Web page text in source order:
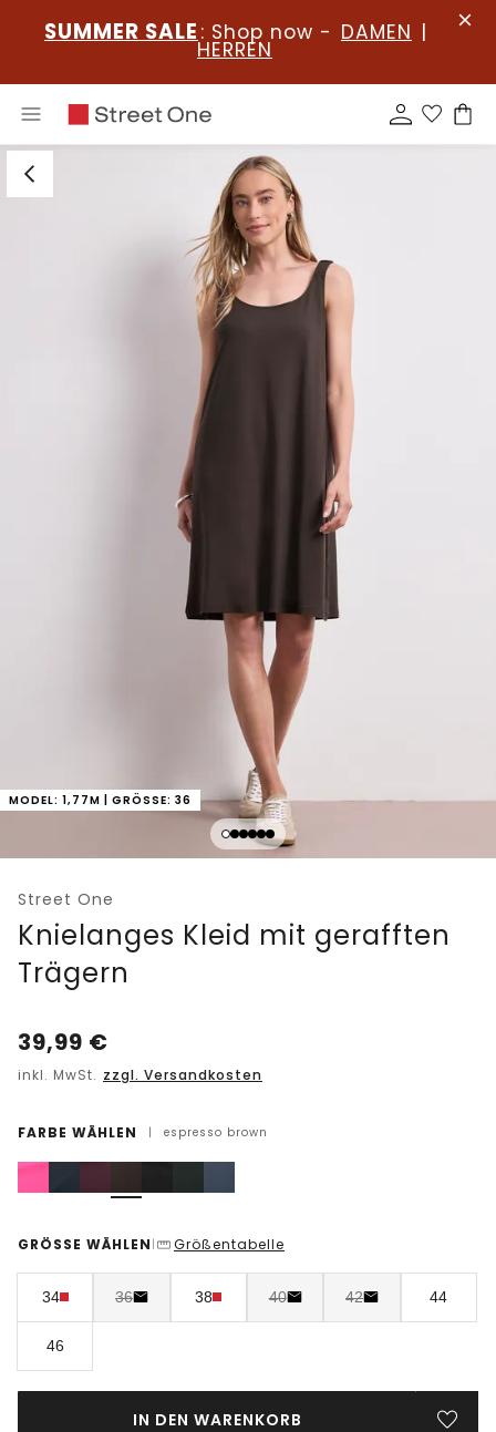
SUMMER SALE : Shop now - DAMEN |
HERREN
MODEL: 1,77M | GRÖSSE: 36
Street One
Knielanges Kleid mit gerafften
Trägern
39,99 €
inkl. MwSt. zzgl. Versandkosten
FARBE WÄHLEN | espresso brown
GRÖSSE WÄHLEN | Größentabelle
34 36 38 40 42 44
46
IN DEN WARENKORB